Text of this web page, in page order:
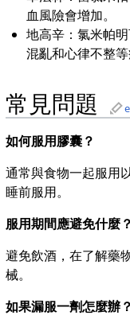
血風險會增加。
地高辛：氯米帕
混亂和心律不整等
常見問題
如何服用膠囊？
通常與食物一起服用
睡前服用。
服用期間應避免什麼？
避免飲酒，在了解藥
械。
如果漏服一劑怎麼辦？